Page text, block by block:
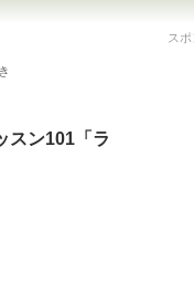
スン101「ラ
ス